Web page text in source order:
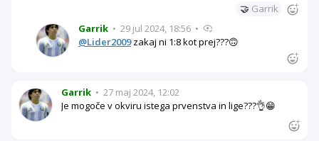
🤝 Garrik
Garrik • 29 jul 2024, 18:56 •
@Lider2009zakaj ni 1:8 kot prej???🙃
Garrik • 27 maj 2024, 12:02
Je mogoče v okviru istega prvenstva in lige???👌😁